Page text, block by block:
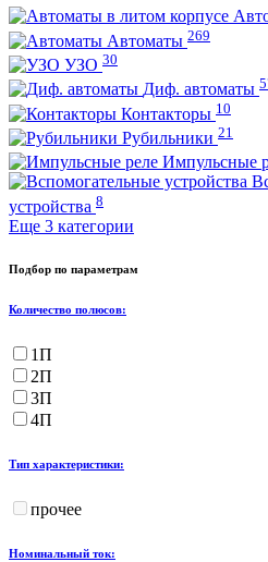
Автоматы 269
УЗО 30
Диф. автоматы
Контакторы 10
Рубильники 21
Импульсные
устройства 8
Еще 3 категории
Подбор по параметрам
Количество полюсов:
1П
2П
3П
4П
Тип характеристики:
прочее
Номинальный ток: